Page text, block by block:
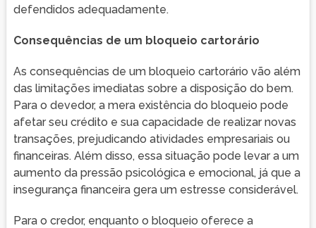
defendidos adequadamente.
Consequências de um bloqueio cartorário
As consequências de um bloqueio cartorário vão além
das limitações imediatas sobre a disposição do bem.
Para o devedor, a mera existência do bloqueio pode
afetar seu crédito e sua capacidade de realizar novas
transações, prejudicando atividades empresariais ou
financeiras. Além disso, essa situação pode levar a um
aumento da pressão psicológica e emocional, já que a
insegurança financeira gera um estresse considerável.
Para o credor, enquanto o bloqueio oferece a